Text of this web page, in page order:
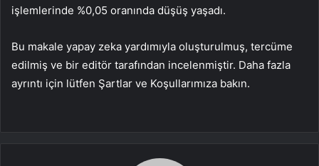
işlemlerinde %0,05 oranında düşüş yaşadı.
Bu makale yapay zeka yardımıyla oluşturulmuş, tercüme
edilmiş ve bir editör tarafından incelenmiştir. Daha fazla
ayrıntı için lütfen Şartlar ve Koşullarımıza bakın.